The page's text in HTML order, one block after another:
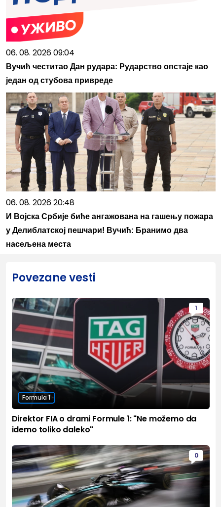
06. 08. 2026 09:04
Вучић честитао Дан рудара: Рударство опстаје као
један од стубова привреде
06. 08. 2026 20:48
И Војска Србије биће ангажована на гашењу пожара
у Делиблатској пешчари! Вучић: Бранимо два
насељена места
Povezane vesti
1
Formula 1
Direktor FIA o drami Formule 1: "Ne možemo da
idemo toliko daleko"
0